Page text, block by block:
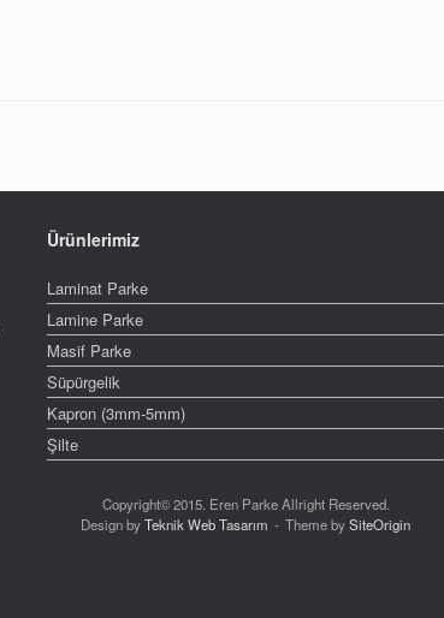
Ürünlerimiz
Laminat Parke
Lamine Parke
Masif Parke
Süpürgelik
Kapron (3mm-5mm)
Şilte
Copyright© 2015. Eren Parke Allright Reserved.
Design byTeknik Web Tasarım Theme bySiteOrigin